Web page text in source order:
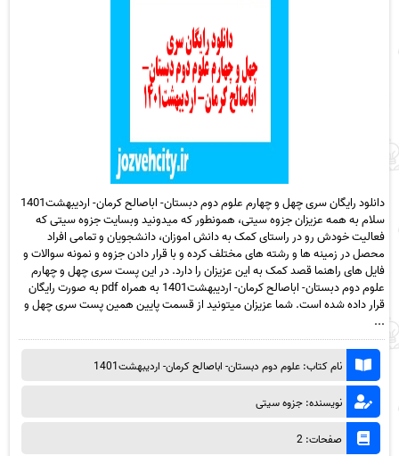
دانلود رایگان سری چهل و چهارم علوم دوم دبستان- اباصالح کرمان- اردیبهشت1401
سلام به همه عزیزان جزوه سیتی، همونطور که میدونید وبسایت جزوه سیتی که
فعالیت خودش رو در راستای کمک به دانش اموزان، دانشجویان و تمامی افراد
محصل در زمینه ها و رشته های مختلف کرده و با قرار دادن جزوه و نمونه سوالات و
فایل های راهنما قصد کمک به این عزیزان را دارد. در این پست سری چهل و چهارم
علوم دوم دبستان- اباصالح کرمان- اردیبهشت1401 به همراه pdf به صورت رایگان
قرار داده شده است. شما عزیزان میتونید از قسمت پایین همین پست سری چهل و
...
نام کتاب: علوم دوم دبستان- اباصالح کرمان- اردیبهشت1401
نویسنده: جزوه سیتی
صفحات: 2